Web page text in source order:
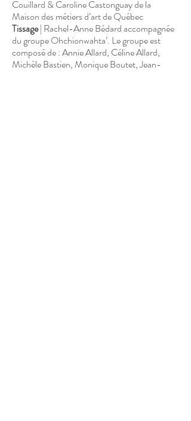
Couillard & Caroline Castonguay de la
Maison des métiers d’art de Québec
Tissage| Rachel-Anne Bédard accompagnée
du groupe Ohchionwahta’. Le groupe est
composé de : Annie Allard, Céline Allard,
Michèle Bastien, Monique Boutet, Jean-